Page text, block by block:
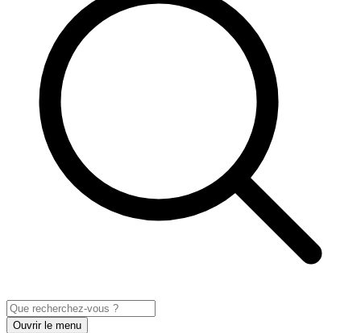
Ouvrir le menu